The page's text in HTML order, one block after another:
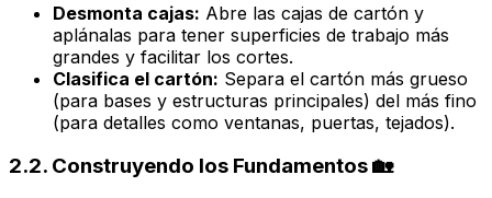
Desmonta cajas: Abre las cajas de cartón y
aplánalas para tener superficies de trabajo más
grandes y facilitar los cortes.
Clasifica el cartón: Separa el cartón más grueso
(para bases y estructuras principales) del más fino
(para detalles como ventanas, puertas, tejados).
2.2. Construyendo los Fundamentos 🏡